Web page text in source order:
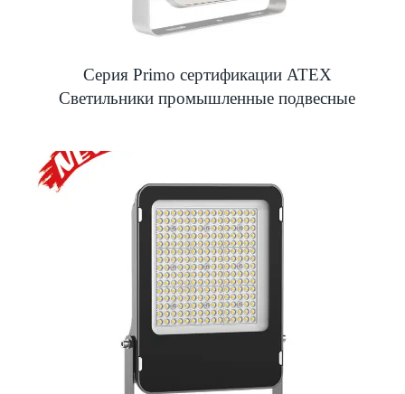
Серия Primo сертификации ATEX
Светильники промышленные подвесные